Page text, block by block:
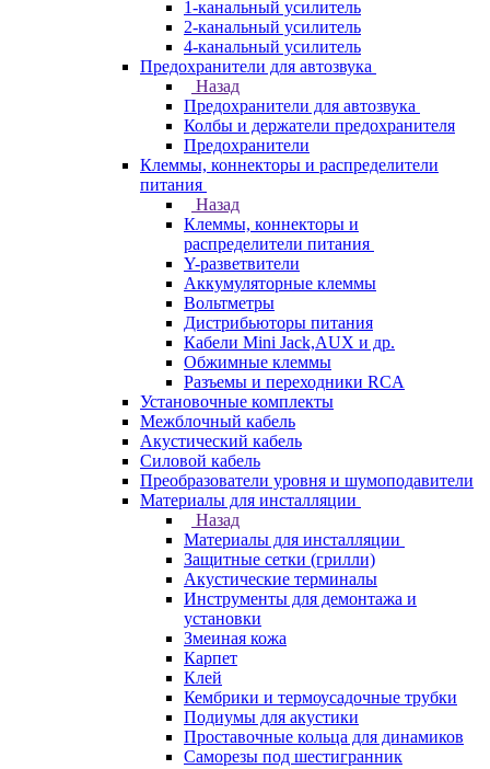
1-канальный усилитель
2-канальный усилитель
4-канальный усилитель
Предохранители для автозвука
Назад
Предохранители для автозвука
Колбы и держатели предохранителя
Предохранители
Клеммы, коннекторы и распределители
питания
Назад
Клеммы, коннекторы и
распределители питания
Y-разветвители
Аккумуляторные клеммы
Вольтметры
Дистрибьюторы питания
Кабели Mini Jack,AUX и др.
Обжимные клеммы
Разъемы и переходники RCA
Установочные комплекты
Межблочный кабель
Акустический кабель
Силовой кабель
Преобразователи уровня и шумоподавители
Материалы для инсталляции
Назад
Материалы для инсталляции
Защитные сетки (грилли)
Акустические терминалы
Инструменты для демонтажа и
установки
Змеиная кожа
Карпет
Клей
Кембрики и термоусадочные трубки
Подиумы для акустики
Проставочные кольца для динамиков
Саморезы под шестигранник